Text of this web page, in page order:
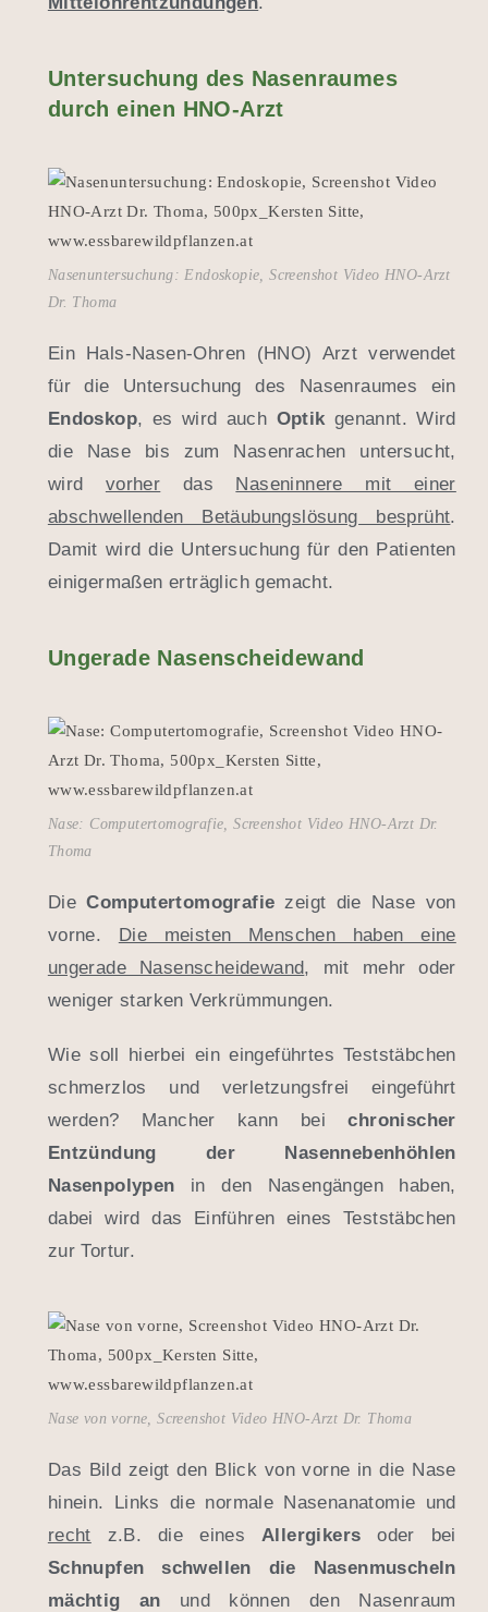
Untersuchung des Nasenraumes
durch einen HNO-Arzt
Nasenuntersuchung: Endoskopie, Screenshot Video HNO-Arzt
Dr. Thoma
Ein Hals-Nasen-Ohren (HNO) Arzt verwendet
für die Untersuchung des Nasenraumes ein
Endoskop, es wird auch Optikgenannt. Wird
die Nase bis zum Nasenrachen untersucht,
wird vorher das Naseninnere mit einer
abschwellenden Betäubungslösung besprüht.
Damit wird die Untersuchung für den Patienten
einigermaßen erträglich gemacht.
Ungerade Nasenscheidewand
Nase: Computertomografie, Screenshot Video HNO-Arzt Dr.
Thoma
DieComputertomografie zeigt die Nase von
vorne. Die meisten Menschen haben eine
ungerade Nasenscheidewand, mit mehr oder
weniger starken Verkrümmungen.
Wie soll hierbei ein eingeführtes Teststäbchen
schmerzlos und verletzungsfrei eingeführt
werden? Mancher kann beichronischer
Entzündung der Nasennebenhöhlen
Nasenpolypen in den Nasengängen haben,
dabei wird das Einführen eines Teststäbchen
zur Tortur.
Nase von vorne, Screenshot Video HNO-Arzt Dr. Thoma
Das Bild zeigt den Blick von vorne in die Nase
hinein. Links die normale Nasenanatomie und
recht z.B. die eines Allergikers oder bei
Schnupfen
schwellen die Nasenmuscheln
mächtig an und können den Nasenraum